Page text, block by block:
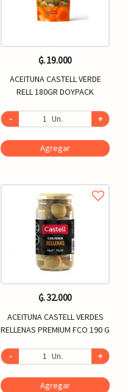
₲. 19.000
ACEITUNA CASTELL VERDE
RELL 180GR DOYPACK
- Un. +
Agregar
₲. 32.000
ACEITUNA CASTELL VERDES
RELLENAS PREMIUM FCO 190 G
- Un. +
Agregar